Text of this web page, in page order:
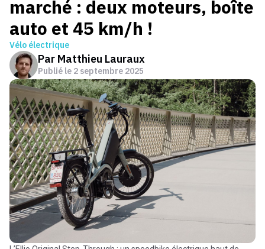
marché : deux moteurs, boîte
auto et 45 km/h !
Vélo électrique
Par Matthieu Lauraux
Publié le 2 septembre 2025